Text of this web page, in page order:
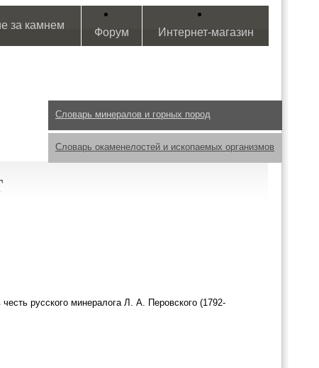
за камнем
Форум Интернет-магазин
Словарь минералов и горных пород
Словарь окаменелостей и ископаемых организмов
русского минералога Л. А. Перовского (1792-